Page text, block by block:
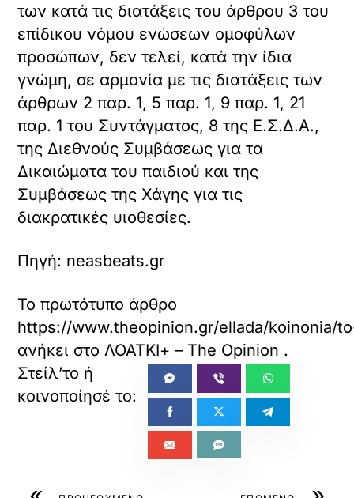
των κατά τις διατάξεις του άρθρου 3 του
επίδικου νόμου ενώσεων ομοφύλων
προσώπων, δεν τελεί, κατά την ίδια
γνώμη, σε αρμονία με τις διατάξεις των
άρθρων 2 παρ. 1, 5 παρ. 1, 9 παρ. 1, 21
παρ. 1 του Συντάγματος, 8 της Ε.Σ.Δ.Α.,
της Διεθνούς Συμβάσεως για τα
Δικαιώματα του παιδιού και της
Συμβάσεως της Χάγης για τις
διακρατικές υιοθεσίες.
Πηγή: neasbeats.gr
Το πρωτότυπο άρθρο
https://www.theopinion.gr/ellada/koinonia/
ανήκει στο ΛΟΑΤΚΙ+ – The Opinion .